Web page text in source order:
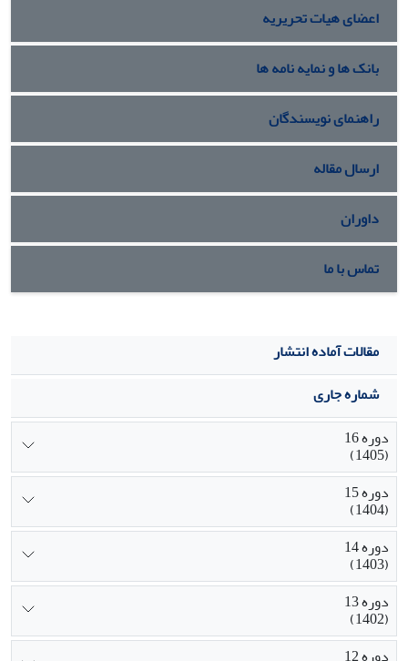
اعضای هیات تحریریه
بانک ها و نمایه نامه ها
راهنمای نویسندگان
ارسال مقاله
داوران
تماس با ما
مقالات آماده انتشار
شماره جاری
دوره 16
(1405)
دوره 15
(1404)
دوره 14
(1403)
دوره 13
(1402)